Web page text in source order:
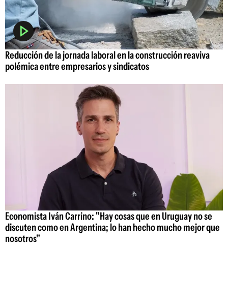
Reducción de la jornada laboral en la construcción reaviva
polémica entre empresarios y sindicatos
Economista Iván Carrino: "Hay cosas que en Uruguay no se
discuten como en Argentina; lo han hecho mucho mejor que
nosotros"